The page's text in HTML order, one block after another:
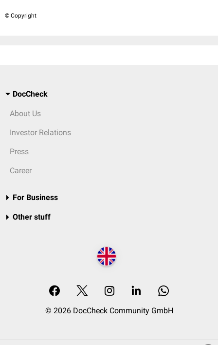
© Copyright
DocCheck
About Us
Investor Relations
Press
Career
For Business
Other stuff
© 2026 DocCheck Community GmbH